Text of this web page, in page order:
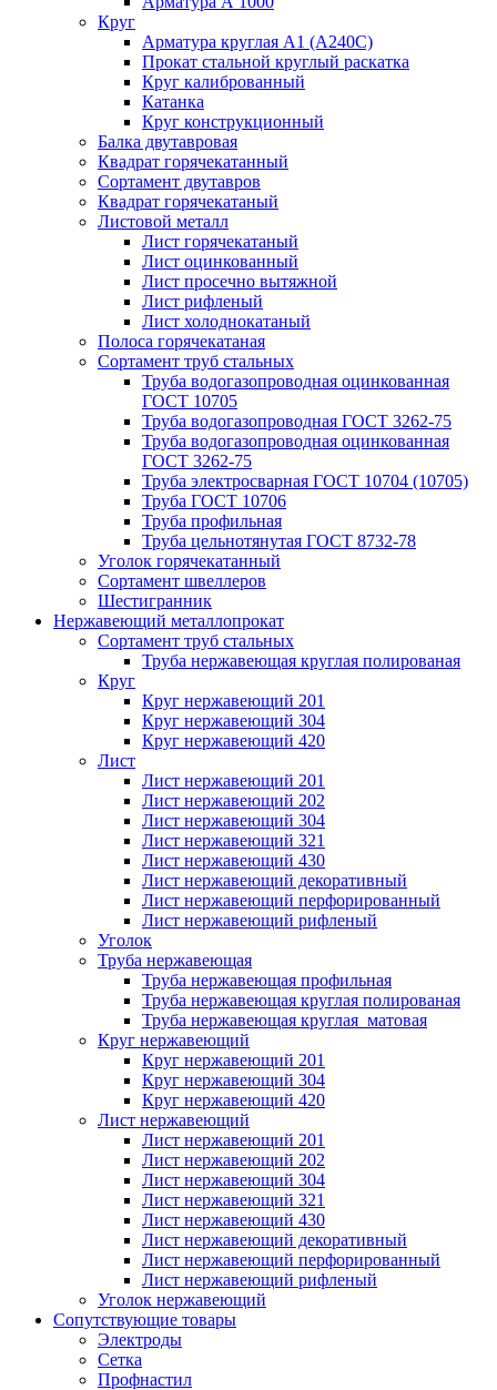
Круг
Арматура круглая А1 (А240C)
Прокат стальной круглый раскатка
Круг калиброванный
Катанка
Круг конструкционный
Балка двутавровая
Квадрат горячекатанный
Сортамент двутавров
Квадрат горячекатаный
Листовой металл
Лист горячекатаный
Лист оцинкованный
Лист просечно вытяжной
Лист рифленый
Лист холоднокатаный
Полоса горячекатаная
Сортамент труб стальных
Труба водогазопроводная оцинкованная
ГОСТ 10705
Труба водогазопроводная ГОСТ 3262-75
Труба водогазопроводная оцинкованная
ГОСТ 3262-75
Труба электросварная ГОСТ 10704 (10705)
Труба ГОСТ 10706
Труба профильная
Труба цельнотянутая ГОСТ 8732-78
Уголок горячекатанный
Сортамент швеллеров
Шестигранник
Нержавеющий металлопрокат
Сортамент труб стальных
Труба нержавеющая круглая полированая
Круг
Круг нержавеющий 201
Круг нержавеющий 304
Круг нержавеющий 420
Лист
Лист нержавеющий 201
Лист нержавеющий 202
Лист нержавеющий 304
Лист нержавеющий 321
Лист нержавеющий 430
Лист нержавеющий декоративный
Лист нержавеющий перфорированный
Лист нержавеющий рифленый
Уголок
Труба нержавеющая
Труба нержавеющая профильная
Труба нержавеющая круглая полированая
Труба нержавеющая круглая матовая
Круг нержавеющий
Круг нержавеющий 201
Круг нержавеющий 304
Круг нержавеющий 420
Лист нержавеющий
Лист нержавеющий 201
Лист нержавеющий 202
Лист нержавеющий 304
Лист нержавеющий 321
Лист нержавеющий 430
Лист нержавеющий декоративный
Лист нержавеющий перфорированный
Лист нержавеющий рифленый
Уголок нержавеющий
Cопутствующие товары
Электроды
Сетка
Профнастил